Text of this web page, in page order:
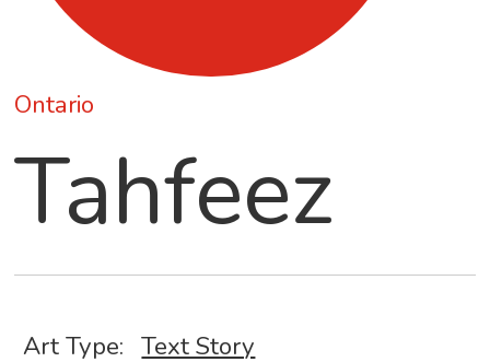
Ontario
Tahfeez
Art Type: Text Story